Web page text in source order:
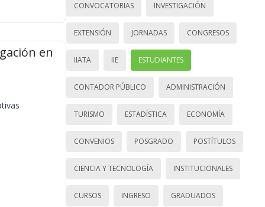
en
CONVOCATORIAS INVESTIGACIÓN
EXTENSIÓN JORNADAS CONGRESOS
IIATA IIE ESTUDIANTES
CONTADOR PÚBLICO ADMINISTRACIÓN
TURISMO ESTADÍSTICA ECONOMÍA
CONVENIOS POSGRADO POSTÍTULOS
CIENCIA Y TECNOLOGÍA INSTITUCIONALES
CURSOS INGRESO GRADUADOS